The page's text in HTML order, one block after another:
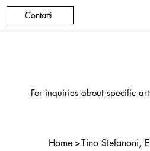
Contatti
For inquiries about specific
Home >Tino Stefanoni,